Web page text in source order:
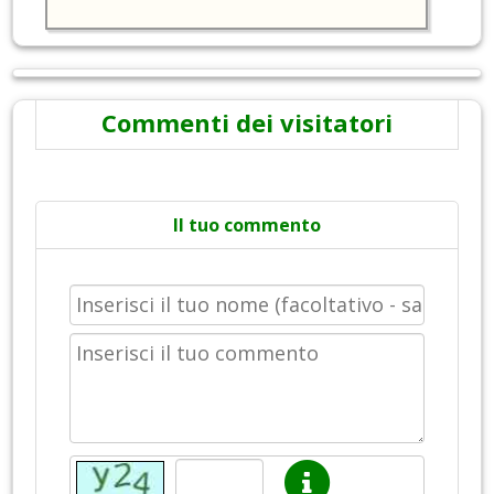
Commenti dei visitatori
Il tuo commento